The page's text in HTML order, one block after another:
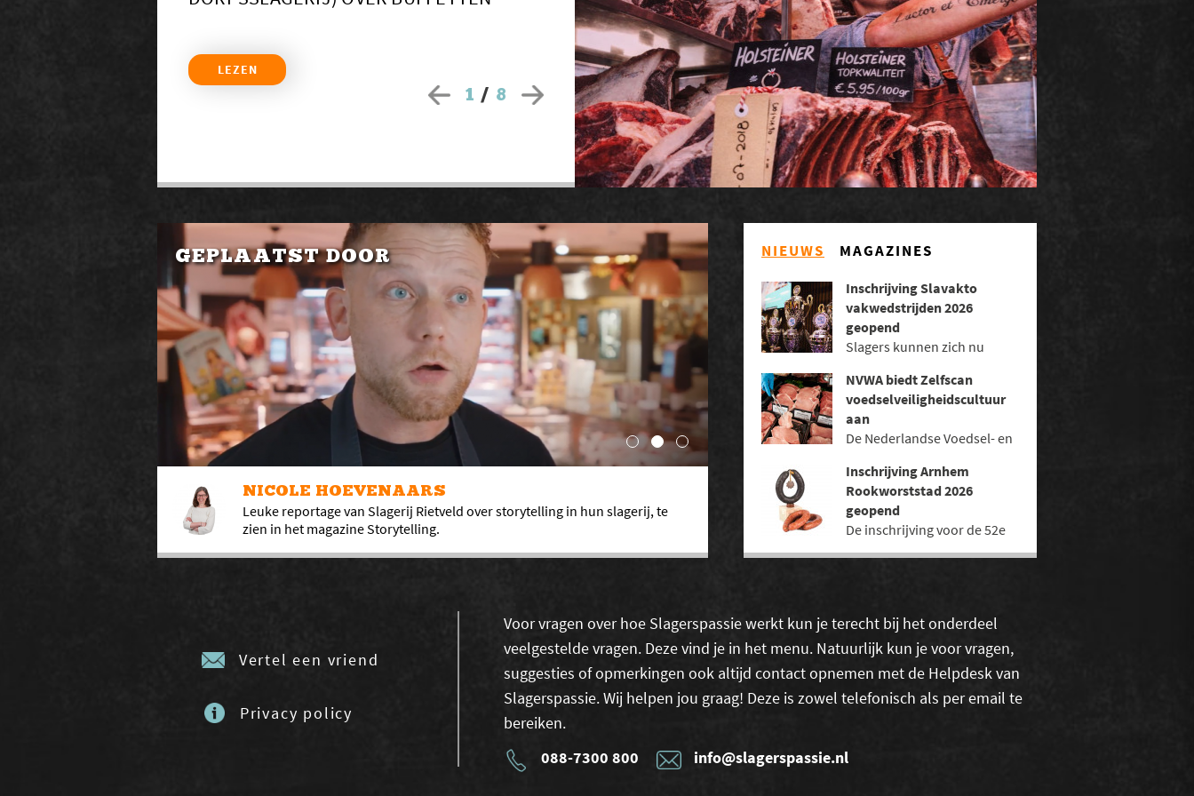
LEZEN
1 / 8
GEPLAATST DOOR
NICOLE HOEVENAARS
Leuke reportage van Slagerij Rietveld over storytelling in hun slagerij, te
zien in het magazine Storytelling.
NIEUWS MAGAZINES
Inschrijving Slavakto
vakwedstrijden 2026
geopend
Slagers kunnen zich nu
vakwedstrijden van
Stichting Slavakto om kans
te maken op de titel
'Algemeen Slavakto
Kampioen'.
NVWA biedt Zelfscan
voedselveiligheidscultuur
aan
De Nederlandse Voedsel- en
heeft een tool ontwikkeld
voor
levensmiddelenbedrijven:
de Zelfscan
voedselveiligheidscultuur.
Inschrijving Arnhem
Rookworststad 2026
geopend
De inschrijving voor de 52e
editie van Arnhem
Vertel een vriend
Privacy policy
info@slagerspassie.nl
088-7300 800
Voor vragen over hoe Slagerspassie werkt kun je terecht bij het onderdeel
veelgestelde vragen. Deze vind je in het menu. Natuurlijk kun je voor vragen,
suggesties of opmerkingen ook altijd contact opnemen met de Helpdesk van
Slagerspassie. Wij helpen jou graag! Deze is zowel telefonisch als per email te
bereiken.